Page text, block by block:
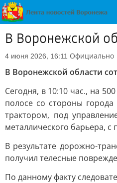
В Воронежской
4 июня 2026, 16:11 Официально
В Воронежской области
Сегодня, в 10:10 час., на
полосе со стороны
трактором, под
металлического барьера,
В результате дорожно-
получил телесные
По данному факту